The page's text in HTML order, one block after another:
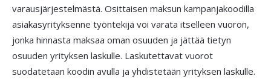
varausjärjestelmästä. Osittaisen maksun kampanjakoodilla
asiakasyrityksenne työntekijä voi varata itselleen vuoron,
jonka hinnasta maksaa oman osuuden ja jättää tietyn
osuuden yrityksen laskulle. Laskutettavat vuorot
suodatetaan koodin avulla ja yhdistetään yrityksen laskulle.